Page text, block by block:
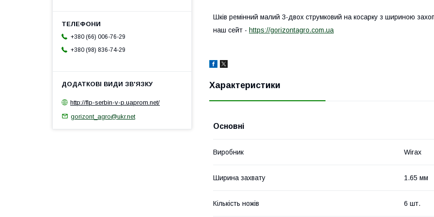
Шків ремінний малий 3-двох струмковий на косарку з шириною
наш сейт - https://gorizontagro.com.ua
Характеристики
Основні
Виробник Wirax
Ширина захвату 1.65 мм
Кількість ножів 6 шт.
+380 (66) 006-76-29
+380 (98) 836-74-29
http://flp-serbin-v-p.uaprom.net/
gorizont_agro@ukr.net